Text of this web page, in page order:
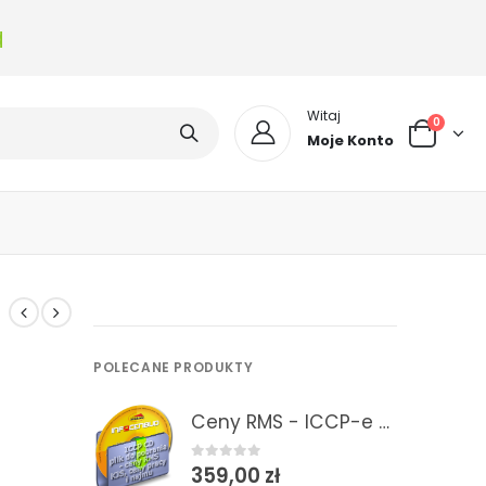
Witaj
Moje Konto
0
POLECANE PRODUKTY
Ceny RMS - ICCP-e 2/2026 Informacje o cenach RMS - plik do pobrania do programów kosztorysowych
0out of 5
359,00 zł